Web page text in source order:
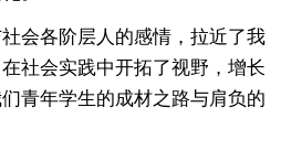
会各阶层人的感情，拉近了我
社会实践中开拓了视野，增长
青年学生的成材之路与肩负的